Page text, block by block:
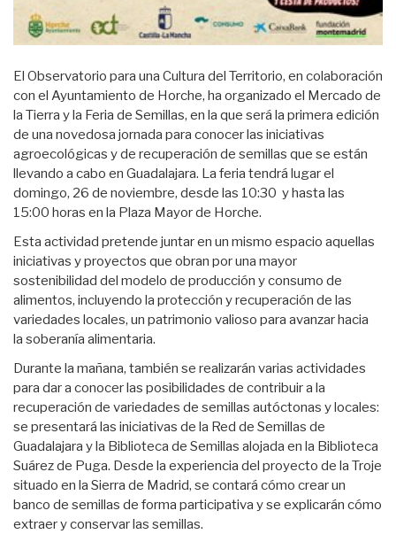
El Observatorio para una Cultura del Territorio, en colaboración
con el Ayuntamiento de Horche, ha organizado el Mercado de
la Tierra y la Feria de Semillas, en la que será la primera edición
de una novedosa jornada para conocer las iniciativas
agroecológicas y de recuperación de semillas que se están
llevando a cabo en Guadalajara. La feria tendrá lugar el
domingo, 26 de noviembre, desde las 10:30 y hasta las
15:00 horas en la Plaza Mayor de Horche.
Esta actividad pretende juntar en un mismo espacio aquellas
iniciativas y proyectos que obran por una mayor
sostenibilidad del modelo de producción y consumo de
alimentos, incluyendo la protección y recuperación de las
variedades locales, un patrimonio valioso para avanzar hacia
la soberanía alimentaria.
Durante la mañana, también se realizarán varias actividades
para dar a conocer las posibilidades de contribuir a la
recuperación de variedades de semillas autóctonas y locales:
se presentará las iniciativas de la Red de Semillas de
Guadalajara y la Biblioteca de Semillas alojada en la Biblioteca
Suárez de Puga. Desde la experiencia del proyecto de la Troje
situado en la Sierra de Madrid, se contará cómo crear un
banco de semillas de forma participativa y se explicarán cómo
extraer y conservar las semillas.